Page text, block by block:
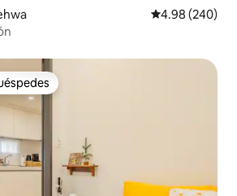
Calificación
4.98 (240)
preferido